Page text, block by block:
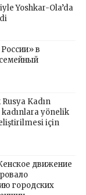
Yoshkar-Ola’da
в
Kadın
yönelik
için
движение
городских